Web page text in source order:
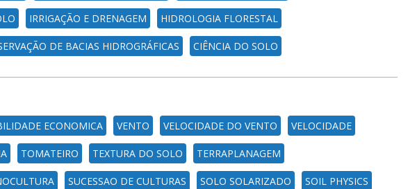
IRRIGAÇÃO E DRENAGEM HIDROLOGIA FLORESTAL
DE BACIAS HIDROGRÁFICAS CIÊNCIA DO SOLO
ECONOMICA VENTO VELOCIDADE DO VENTO VELOCIDADE
TOMATEIRO TEXTURA DO SOLO TERRAPLANAGEM
SUCESSAO DE CULTURAS SOLO SOLARIZADO SOIL PHYSICS